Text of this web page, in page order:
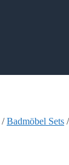
/Badmöbel Sets